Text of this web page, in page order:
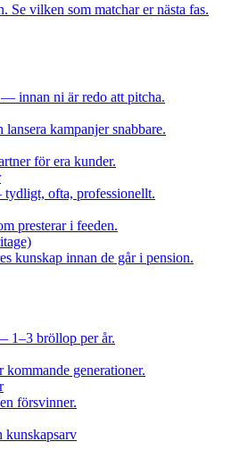
Se vilken som matchar er nästa fas.
innan ni är redo att pitcha.
kampanjer snabbare.
för era kunder.
ofta, professionellt.
presterar i feeden.
kunskap innan de går i pension.
1–3 bröllop per år.
generationer.
försvinner.
kunskapsarv